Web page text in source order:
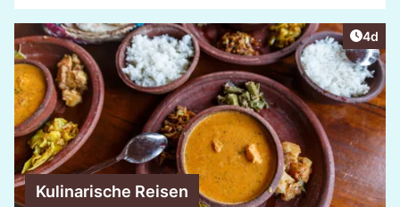
4d
Kulinarische Reisen